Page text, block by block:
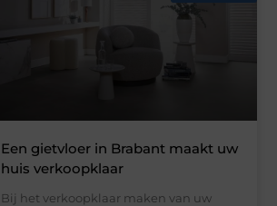
Een gietvloer in Brabant maakt uw
huis verkoopklaar
Bij het verkoopklaar maken van uw